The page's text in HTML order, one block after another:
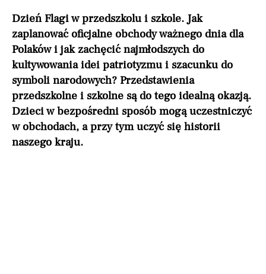
Dzień Flagi w przedszkolu i szkole. Jak
zaplanować oficjalne obchody ważnego dnia dla
Polaków i jak zachęcić najmłodszych do
kultywowania idei patriotyzmu i szacunku do
symboli narodowych? Przedstawienia
przedszkolne i szkolne są do tego idealną okazją.
Dzieci w bezpośredni sposób mogą uczestniczyć
w obchodach, a przy tym uczyć się historii
naszego kraju.